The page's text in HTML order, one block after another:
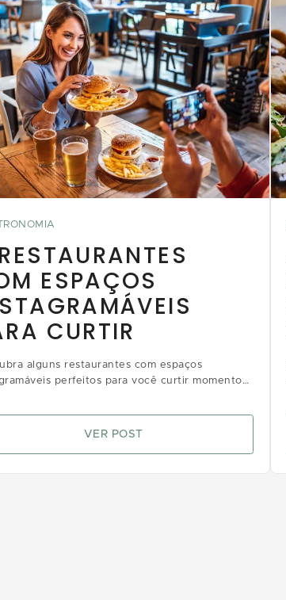
ESPAÇOS
CURTIR
alguns restaurantes com espaços
perfeitos para você curtir momentos
VER POST